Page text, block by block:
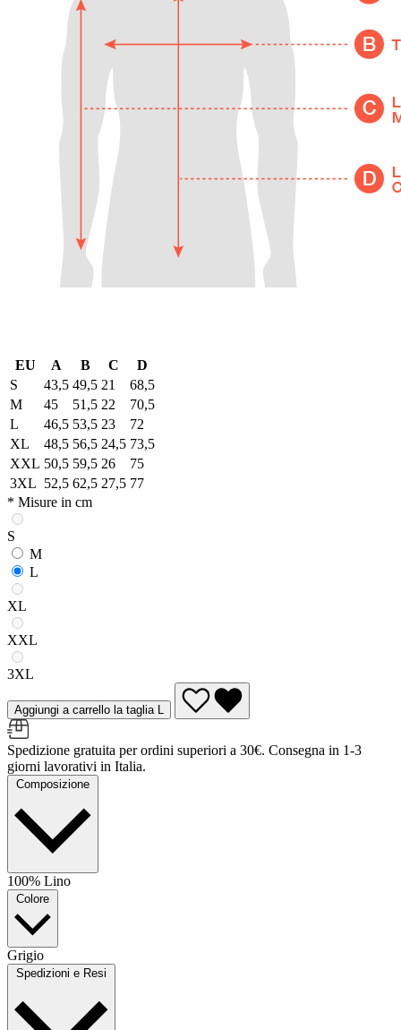
EU A B C
D
S
43,5 49,5 21
68,5
M
45 51,5 22
70,5
L
46,5 53,5 23
72
XL
48,5 56,5 24,5 73,5
XXL 50,5 59,5 26
75
3XL 52,5 62,5 27,5 77
* Misure in cm
S
M
L
XL
XXL
3XL
Aggiungi a carrello la taglia L
Spedizione gratuita per ordini superiori a 30€. Consegna in 1-3
giorni lavorativi in Italia.
Composizione
100% Lino
Colore
Grigio
Spedizioni e Resi